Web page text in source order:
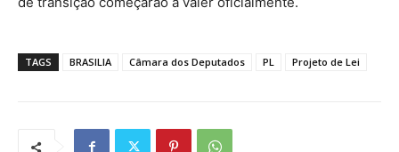
TAGS BRASILIA Câmara dos Deputados PL Projeto de Lei